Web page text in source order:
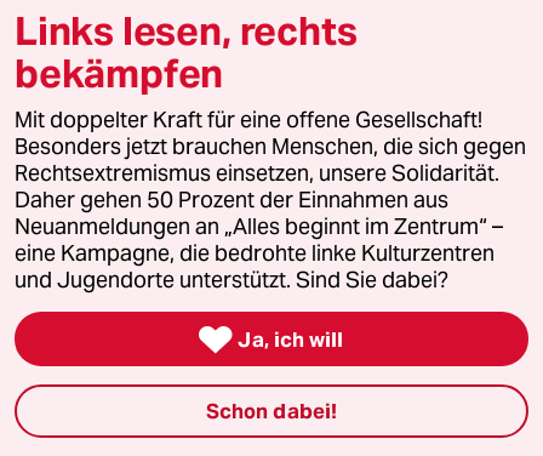
"Auch normale Muslime könnten das als
PROVOKATION empfinden. Musste das denn
sein?"
Und um Herrn Bax zu antworten: Ja das muss
sein! Und wenn "normale Muslime" das als
Provokation auffassen, wie Sie selbst
feststellen, dann sollten Sie diese Einstellung
verurteilen und nicht jemanden, der wegen
freier Meinungsäußerung mit dem Tod bedroht
wird!
Dummbatz
15:34 Uhr
Haha! Das Lied geht ab! :-D
Links lesen, rechts
bekämpfen
Mit doppelter Kraft für eine offene Gesellschaft!
Besonders jetzt brauchen Menschen, die sich gegen
Rechtsextremismus einsetzen, unsere Solidarität.
Daher gehen 50 Prozent der Einnahmen aus
Neuanmeldungen an „Alles beginnt im Zentrum“ –
eine Kampagne, die bedrohte linke Kulturzentren
und Jugendorte unterstützt. Sind Sie dabei?
 Ja, ich will
Schon dabei!